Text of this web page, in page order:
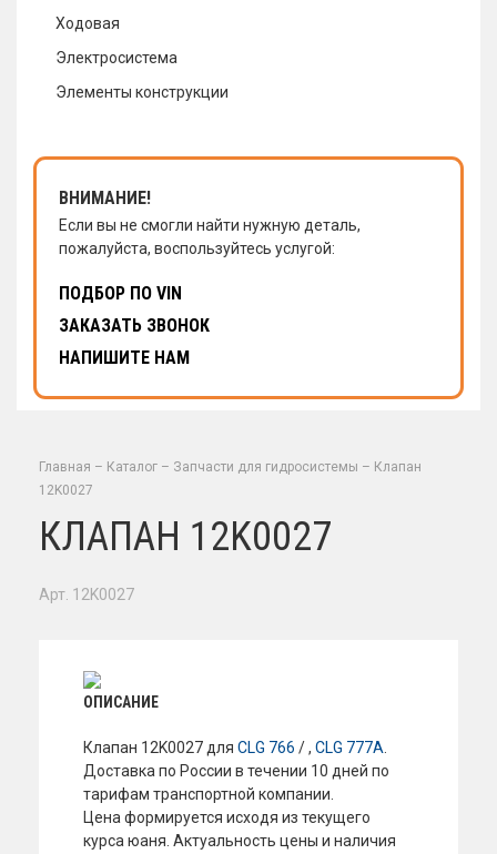
Ходовая
Электросистема
Элементы конструкции
ВНИМАНИЕ!
Если вы не смогли найти нужную деталь,
пожалуйста, воспользуйтесь услугой:
ПОДБОР ПО VIN
ЗАКАЗАТЬ ЗВОНОК
НАПИШИТЕ НАМ
Главная – Каталог – Запчасти для гидросистемы – Клапан
12K0027
КЛАПАН 12K0027
Арт. 12K0027
ОПИСАНИЕ
Клапан 12K0027 для CLG 766 / , CLG 777A
Доставка по России в течении 10 дней по
тарифам транспортной компании.
Цена формируется исходя из текущего
курса юаня. Актуальность цены и наличия